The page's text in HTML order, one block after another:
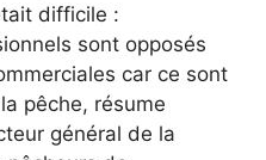
difficile :
sont opposés
car ce sont
pêche, résume
général de la